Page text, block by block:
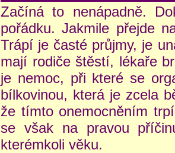
Začíná to nenápadně.
pořádku. Jakmile přejde
Trápí je časté průjmy, je
mají rodiče štěstí, lékaře
je nemoc, při které se
bílkovinou, která je zcela
že tímto onemocněním
se však na pravou
kterémkoli věku.